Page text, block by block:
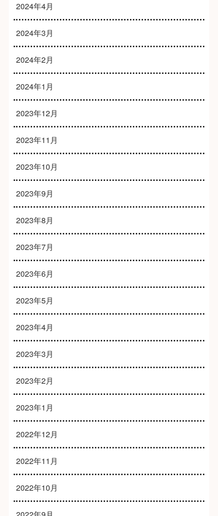
2024年4月
2024年3月
2024年2月
2024年1月
2023年12月
2023年11月
2023年10月
2023年9月
2023年8月
2023年7月
2023年6月
2023年5月
2023年4月
2023年3月
2023年2月
2023年1月
2022年12月
2022年11月
2022年10月